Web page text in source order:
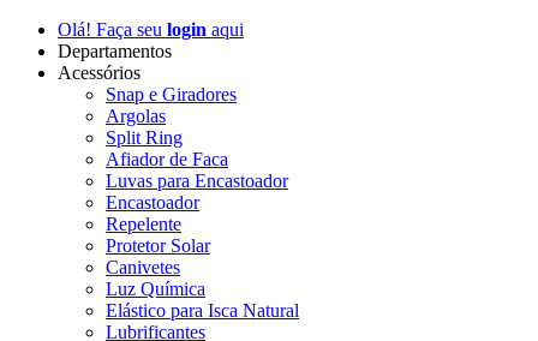
Olá! Faça seu login aqui
Departamentos
Acessórios
Snap e Giradores
Argolas
Split Ring
Afiador de Faca
Luvas para Encastoador
Encastoador
Repelente
Protetor Solar
Canivetes
Luz Química
Elástico para Isca Natural
Lubrificantes